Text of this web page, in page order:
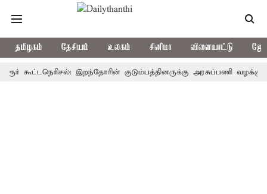
தமிழகம் தேசியம் உலகம் சினிமா விளையாட்டு
இறந்தோரின் குடும்பத்தினருக்கு அரசுப்பணி வழக்கு; வரும்